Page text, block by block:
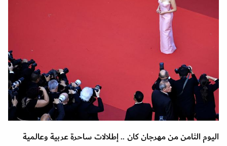
اليوم الثامن من مهرجان كان .. إطلالات ساحرة عربية وعالمية